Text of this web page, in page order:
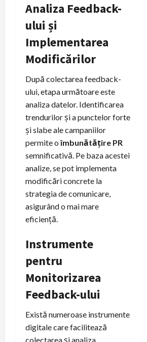
Analiza Feedback-
ului și
Implementarea
Modificărilor
După colectarea feedback-
ului, etapa următoare este
analiza datelor. Identificarea
trendurilor și a punctelor forte
și slabe ale campaniilor
permite oîmbunătățire PR
semnificativă. Pe baza acestei
analize, se pot implementa
modificări concrete la
strategia de comunicare,
asigurând o mai mare
eficiență.
Instrumente
pentru
Monitorizarea
Feedback-ului
Există numeroase instrumente
digitale care facilitează
colectarea și analiza